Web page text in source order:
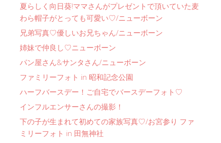
夏らしく向日葵!ママさんがプレゼントで頂いていた麦
わら帽子がとっても可愛い♡/ニューボーン
兄弟写真♡優しいお兄ちゃん/ニューボーン
姉妹で仲良し♡ニューボーン
パン屋さん&サンタさん/ニューボーン
ファミリーフォト in 昭和記念公園
ハーフバースデー！ご自宅でバースデーフォト♡
インフルエンサーさんの撮影！
下の子が生まれて初めての家族写真♡/お宮参り ファ
ミリーフォト in 田無神社